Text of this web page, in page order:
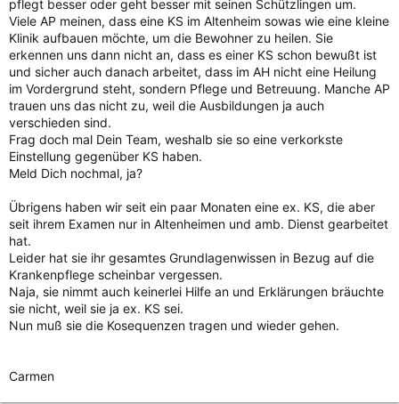
pflegt besser oder geht besser mit seinen Schützlingen um.
Viele AP meinen, dass eine KS im Altenheim sowas wie eine kleine
Klinik aufbauen möchte, um die Bewohner zu heilen. Sie
erkennen uns dann nicht an, dass es einer KS schon bewußt ist
und sicher auch danach arbeitet, dass im AH nicht eine Heilung
im Vordergrund steht, sondern Pflege und Betreuung. Manche AP
trauen uns das nicht zu, weil die Ausbildungen ja auch
verschieden sind.
Frag doch mal Dein Team, weshalb sie so eine verkorkste
Einstellung gegenüber KS haben.
Meld Dich nochmal, ja?
Übrigens haben wir seit ein paar Monaten eine ex. KS, die aber
seit ihrem Examen nur in Altenheimen und amb. Dienst gearbeitet
hat.
Leider hat sie ihr gesamtes Grundlagenwissen in Bezug auf die
Krankenpflege scheinbar vergessen.
Naja, sie nimmt auch keinerlei Hilfe an und Erklärungen bräuchte
sie nicht, weil sie ja ex. KS sei.
Nun muß sie die Kosequenzen tragen und wieder gehen.
Carmen